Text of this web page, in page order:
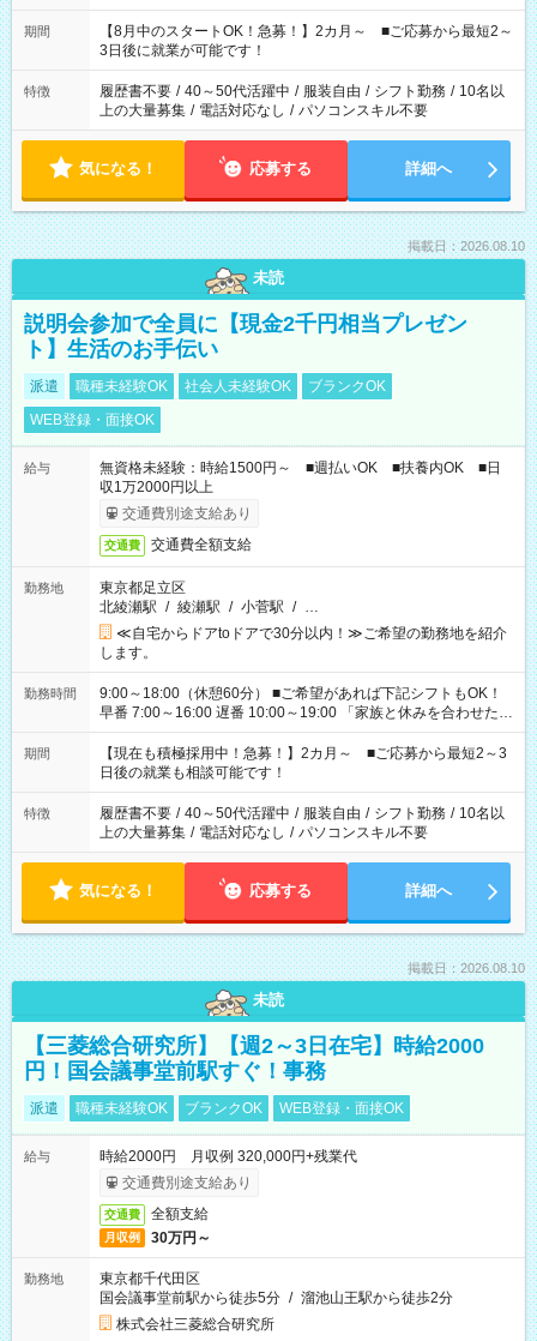
と休みを合わせたい」 「余裕を持って夕飯の準備がしたい」
「できれば残業はしたくない」 など、ご希望を教えてください
ね。 ※Wワーク希望の方へ 今ご覧のお仕事で希望する勤務時間
と、もう1つのお仕事の勤務時間。 合計で週40時間を超える場
合は応募できません。
期間
【8月中のスタートOK！急募！】2カ月～ ■ご応募から最短2～
3日後に就業が可能です！
特徴 履歴書不要 / 40～50代活躍中 / 服装自由 / シフト勤務 / 10名以
上の大量募集 / 電話対応なし / パソコンスキル不要
気になる！ 応募する 詳細へ
掲載日：2026.08.10
未読
説明会参加で全員に【現金2千円相当プレゼン
ト】生活のお手伝い
派遣 職種未経験OK 社会人未経験OK
ブランクOK
WEB登録・面接OK
給与
無資格未経験：時給1500円～ ■週払いOK ■扶養内OK ■日
収1万2000円以上
交通費別途支給あり
交通費 交通費全額支給
勤務地
東京都足立区
北綾瀬駅 / 綾瀬駅 / 小菅駅 / …
≪自宅からドアtoドアで30分以内！≫ご希望の勤務地を紹介
します。
勤務時間
9:00～18:00（休憩60分） ■ご希望があれば下記シフトもOK！
早番 7:00～16:00 遅番 10:00～19:00 「家族と休みを合わせた
い」 「余裕を持って夕飯の準備がしたい」 「できれば残業はし
たくない」 など、ご希望を教えてくださいね。 ※Wワーク希望
の方へ 今ご覧のお仕事で希望する勤務時間と、もう1つのお仕事
の勤務時間。 合計で週40時間を超える場合は応募できません。
期間
【現在も積極採用中！急募！】2カ月～ ■ご応募から最短2～3
日後の就業も相談可能です！
特徴 履歴書不要 / 40～50代活躍中 / 服装自由 / シフト勤務 / 10名以
上の大量募集 / 電話対応なし / パソコンスキル不要
気になる！ 応募する 詳細へ
掲載日：2026.08.10
未読
【三菱総合研究所】【週2～3日在宅】時給2000
円！国会議事堂前駅すぐ！事務
派遣 職種未経験OK ブランクOK WEB登録・面接OK
給与
時給2000円 月収例 320,000円+残業代
交通費別途支給あり
交通費 全額支給
月収例 30万円～
勤務地
東京都千代田区
国会議事堂前駅から徒歩5分 / 溜池山王駅から徒歩2分
株式会社三菱総合研究所